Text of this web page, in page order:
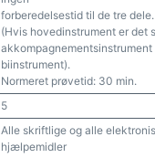
forberedelsestid til de tre dele.
(Hvis hovedinstrument er det
biinstrument).
Normeret prøvetid: 30 min.
5
Alle skriftlige og alle
hjælpemidler